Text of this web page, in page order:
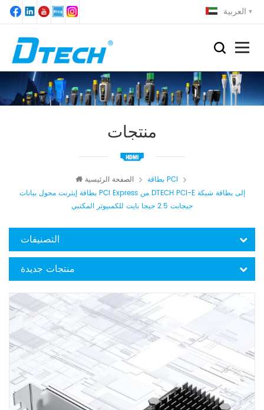
العربية
منتجات
الصفحة الرئيسية
بطاقة PCI
بطاقة إيثرنت محول بيانات PCI Express من DTECH PCI-E إلى بطاقة شبكة
جيجابت 2.5 جيجا بايت للكمبيوتر المكتبي
التصنيفات
منتجات جديدة